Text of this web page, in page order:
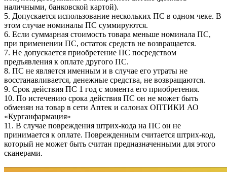
наличными, банковской картой).
5. Допускается использование нескольких ПС в одном чеке. В
этом случае номиналы ПС суммируются.
6. Если суммарная стоимость товара меньше номинала ПС,
при применении ПС, остаток средств не возвращается.
7. Не допускается приобретение ПС посредством
предъявления к оплате другого ПС.
8. ПС не является именным и в случае его утраты не
восстанавливается, денежные средства, не возвращаются.
9. Срок действия ПС 1 год с момента его приобретения.
10. По истечению срока действия ПС он не может быть
обменян на товар в сети Аптек и салонах ОПТИКИ АО
«Курганфармация»
11. В случае повреждения штрих-кода на ПС он не
принимается к оплате. Поврежденным считается штрих-код,
который не может быть считан предназначенными для этого
сканерами.